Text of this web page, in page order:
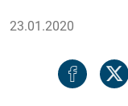
23.01.2020